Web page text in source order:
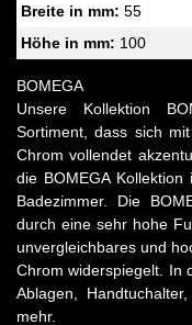
Breite in mm: 55
Höhe in mm: 100
BOMEGA
Unsere Kollektion
Sortiment, dass sich
Chrom vollendet
die BOMEGA
Badezimmer. Die
durch eine sehr hohe
unvergleichbares und
Chrom widerspiegelt. In
Ablagen,
mehr.